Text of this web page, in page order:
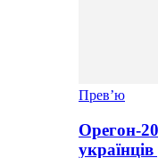
Прев’ю
Орегон-